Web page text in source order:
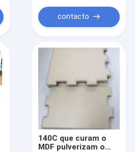
contacto
140C que curam o
MDF pulverizam o